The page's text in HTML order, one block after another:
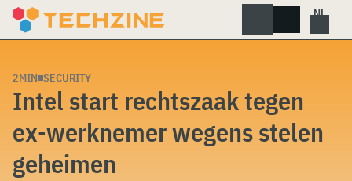
Skip
2MIN SECURITY
Intel start rechtszaak tegen
ex-werknemer wegens stelen
geheimen